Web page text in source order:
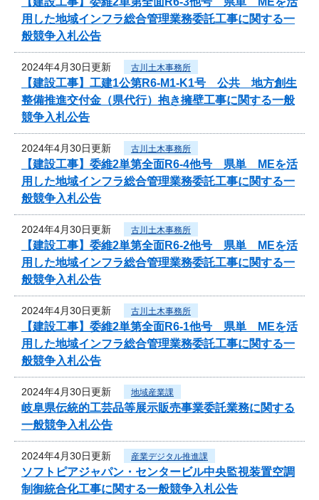
用した地域インフラ総合管理業務委託工事に関する一
般競争入札公告
2024年4月30日更新 古川土木事務所
【建設工事】工建1公第R6-M1-K1号 公共 地方創生
整備推進交付金（県代行）抱き擁壁工事に関する一般
競争入札公告
2024年4月30日更新 古川土木事務所
【建設工事】委維2単第全面R6-4他号 県単 MEを活
用した地域インフラ総合管理業務委託工事に関する一
般競争入札公告
2024年4月30日更新 古川土木事務所
【建設工事】委維2単第全面R6-2他号 県単 MEを活
用した地域インフラ総合管理業務委託工事に関する一
般競争入札公告
2024年4月30日更新 古川土木事務所
【建設工事】委維2単第全面R6-1他号 県単 MEを活
用した地域インフラ総合管理業務委託工事に関する一
般競争入札公告
2024年4月30日更新 地域産業課
岐阜県伝統的工芸品等展示販売事業委託業務に関する
一般競争入札公告
2024年4月30日更新 産業デジタル推進課
ソフトピアジャパン・センタービル中央監視装置空調
制御統合化工事に関する一般競争入札公告